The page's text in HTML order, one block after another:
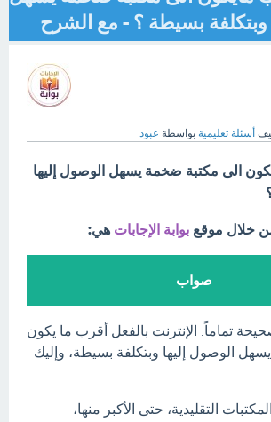
وبتكلفة بسيطة ؟ - مع الشرح
أسئلة تعليمية بواسطة عبود
الى مكتبة ضخمة يسهل الوصول إليها
خلال موقع بوابة الإجابات هي:
صواب
تماماً. الإنترنت بالفعل أقرب ما يكون
الوصول إليها وبتكلفة بسيطة، وإليك
المكتبات التقليدية، حتى الأكبر منها،